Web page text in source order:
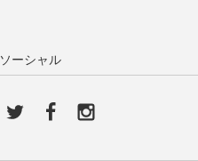
ソーシャル